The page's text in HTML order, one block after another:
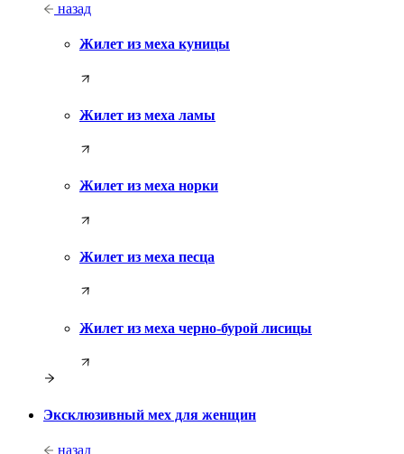
назад
Жилет из меха куницы
Жилет из меха ламы
Жилет из меха норки
Жилет из меха песца
Жилет из меха черно-бурой лисицы
Эксклюзивный мех для женщин
назад